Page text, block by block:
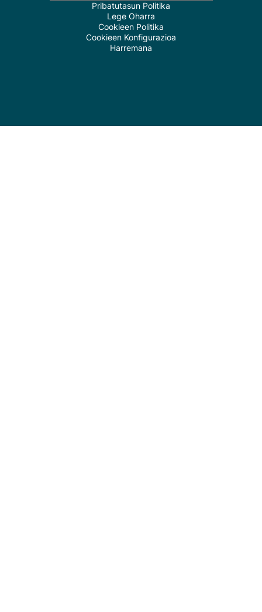
Pribatutasun Politika
Lege Oharra
Cookieen Politika
Cookieen Konfigurazioa
Harremana